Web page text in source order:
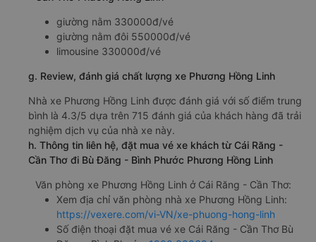
f. Giá vé giá xe khách đi Bù Đăng - Bình Phước từ Cái Răng
- Cần Thơ Phương Hồng Linh
giường nằm 330000đ/vé
limousine 330000đ/vé
g. Review, đánh giá chất lượng xe Phương Hồng Linh
Nhà xe Phương Hồng Linh được đánh giá với số điểm trung
bình là 4.3/5 dựa trên 715 đánh giá của khách hàng đã trải
nghiệm dịch vụ của nhà xe này.
h. Thông tin liên hệ, đặt mua vé xe khách từ Cái Răng -
Cần Thơ đi Bù Đăng - Bình Phước Phương Hồng Linh
Văn phòng xe Phương Hồng Linh ở Cái Răng - Cần Thơ: